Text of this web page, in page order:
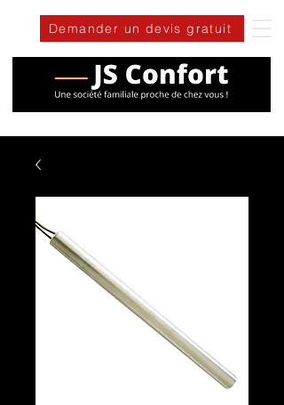
Demander un devis gratuit